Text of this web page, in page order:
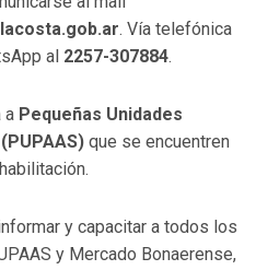
. Vía telefónica
al 2257-307884.
a Pequeñas Unidades
que se encuentren
y capacitar a todos los
y Mercado Bonaerense,